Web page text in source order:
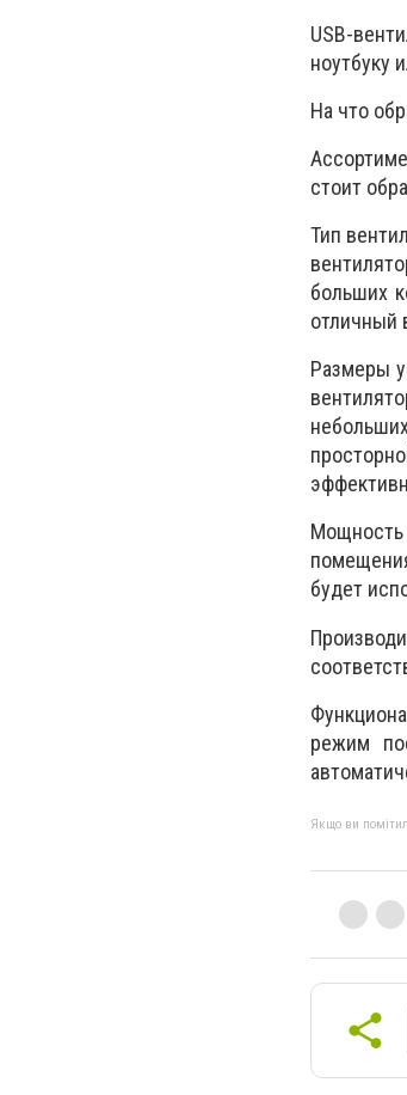
USB-
ноутбуку
На что
стоит
Тип
больших
отличный
Размеры
будет
режим
Якщо ви